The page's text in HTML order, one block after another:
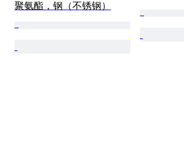
聚氨酯，钢（不锈钢）